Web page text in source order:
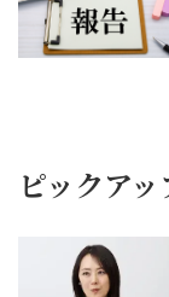
ピックアッ